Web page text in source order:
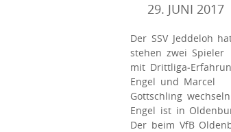
29. JUNI 2017
Der SSV Jeddeloh
stehen zwei Spieler
mit
Engel und Marcel
Gottschling
Engel ist in
Der beim VfB